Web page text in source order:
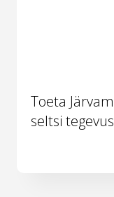
Toeta
seltsi